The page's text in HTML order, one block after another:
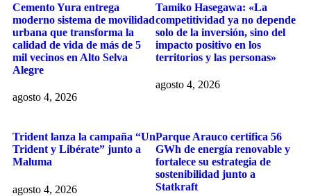
Cemento Yura entrega
moderno sistema de movilidad
urbana que transforma la
calidad de vida de más de 5
mil vecinos en Alto Selva
Alegre
agosto 4, 2026
Tamiko Hasegawa: «La
competitividad ya no depende
solo de la inversión, sino del
impacto positivo en los
territorios y las personas»
agosto 4, 2026
Trident lanza la campaña “Un
Trident y Libérate” junto a
Maluma
agosto 4, 2026
Parque Arauco certifica 56
GWh de energía renovable y
fortalece su estrategia de
sostenibilidad junto a
Statkraft